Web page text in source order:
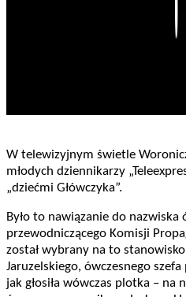
W telewizyjnym świetle
młodych dziennikarzy
„dziećmi Główczyka”.
Było to nawiązanie do nazwiska
przewodniczącego Komisji
został wybrany na to
Jaruzelskiego, ówczesnego
jak głosiła wówczas plotka – na